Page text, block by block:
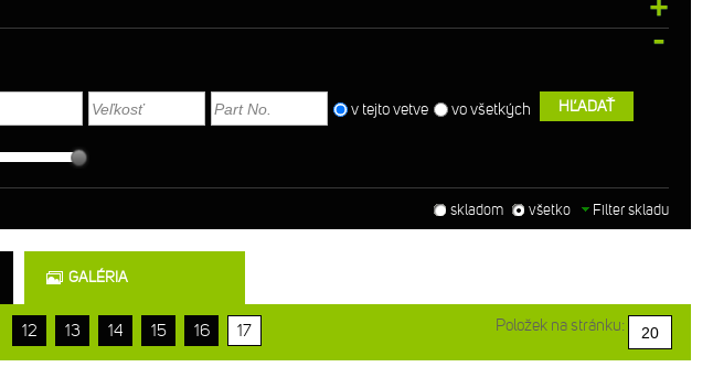
v tejto vetve
vo všetkých HĽADAŤ
Filter skladu
skladom všetko
GALÉRIA
Položek na stránku:
12 13 14 15 16 17